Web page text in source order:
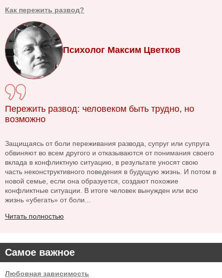
Самое важное
Любовная зависимость
Как пережить развод?
Психолог Максим Цветков
Пережить развод: человеком быть трудно, но
возможно
Защищаясь от боли переживания развода, супруг или супруга
обвиняют во всем другого и отказываются от понимания своего
вклада в конфликтную ситуацию, в результате уносят свою
часть неконструктивного поведения в будущую жизнь. И потом в
новой семье, если она образуется, создают похожие
конфликтные ситуации. В итоге человек вынужден или всю
жизнь «убегать» от боли...
Читать полностью